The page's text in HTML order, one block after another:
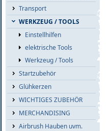
Transport
WERKZEUG / TOOLS
Einstellhilfen
elektrische Tools
Werkzeug / Tools
Startzubehör
Glühkerzen
WICHTIGES ZUBEHÖR
MERCHANDISING
Airbrush Hauben uvm.